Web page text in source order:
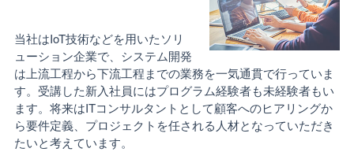
当社はIoT技術などを用いたソリ
ューション企業で、システム開発
は上流工程から下流工程までの業務を一気通貫で行っていま
す。受講した新入社員にはプログラム経験者も未経験者もい
ます。将来はITコンサルタントとして顧客へのヒアリングか
ら要件定義、プロジェクトを任される人材となっていただき
たいと考えています。